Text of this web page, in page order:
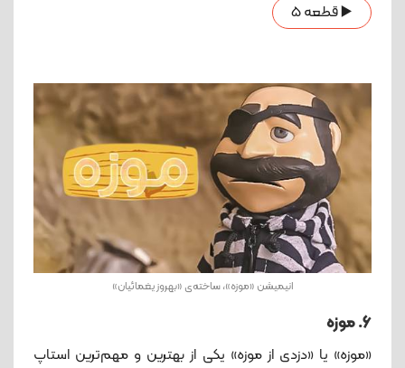
▶️ قطعه 5
انیمیشن «موزه»، ساخته‌ی «بهروز یغمائیان»
6. موزه
«موزه» یا «دزدی از موزه» یکی از بهترین و مهم‌ترین استاپ